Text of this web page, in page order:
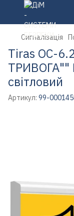
Сигналізація
Tiras ОС-
ТРИВОГА""
світловий
Артикул: 99-